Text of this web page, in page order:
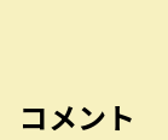
コメント